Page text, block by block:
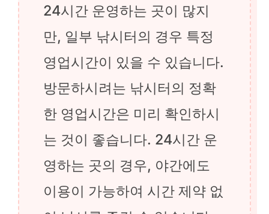
24시간 운영하는 곳이 많지
만, 일부 낚시터의 경우 특정
영업시간이 있을 수 있습니다.
방문하시려는 낚시터의 정확
한 영업시간은 미리 확인하시
는 것이 좋습니다. 24시간 운
영하는 곳의 경우, 야간에도
이용이 가능하여 시간 제약 없